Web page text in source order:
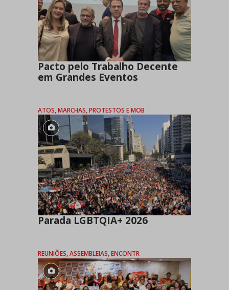
Pacto pelo Trabalho Decente
em Grandes Eventos
ATOS, MARCHAS, PROTESTOS E MOB
Parada LGBTQIA+ 2026
REUNIÕES, ASSEMBLEIAS, ENCONTR